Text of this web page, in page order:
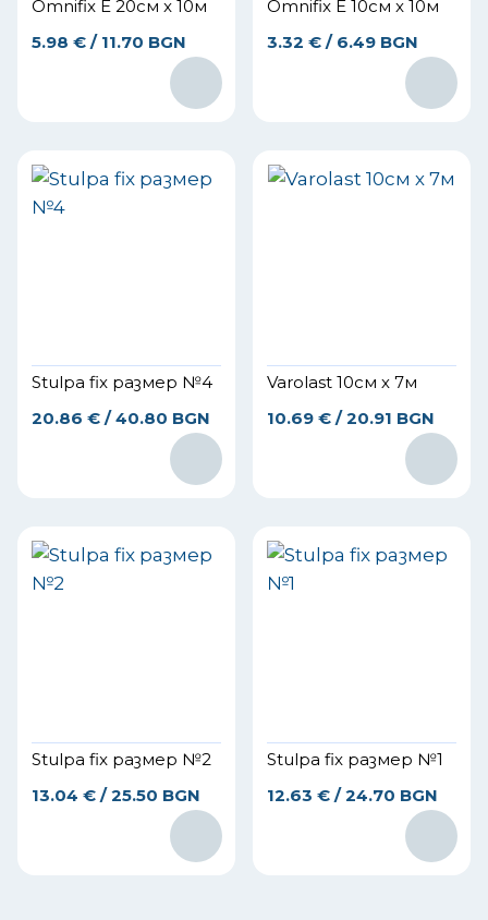
Omnifix E 20см x 10м
5.98 € / 11.70 BGN
Omnifix E 10см x 10м
3.32 € / 6.49 BGN
Stulpa fix размер №4
20.86 € / 40.80 BGN
Varolast 10см х 7м
10.69 € / 20.91 BGN
Stulpa fix размер №2
13.04 € / 25.50 BGN
Stulpa fix размер №1
12.63 € / 24.70 BGN